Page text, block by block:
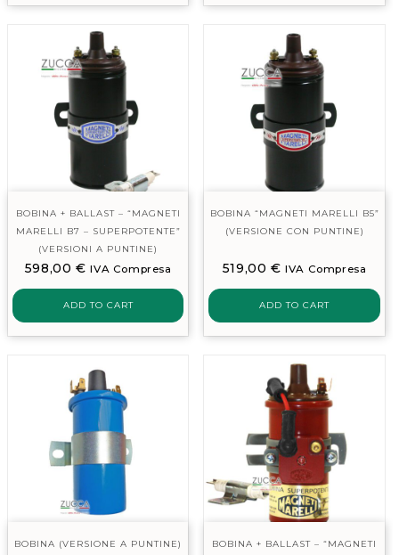
BOBINA + BALLAST – “MAGNETI
MARELLI B7 – SUPERPOTENTE”
(VERSIONI A PUNTINE)
598,00€ IVA Compresa
ADD TO CART
BOBINA “MAGNETI MARELLI B5”
(VERSIONE CON PUNTINE)
519,00 € IVA Compresa
ADD TO CART
BOBINA (VERSIONE A PUNTINE)
BOBINA + BALLAST – “MAGNETI